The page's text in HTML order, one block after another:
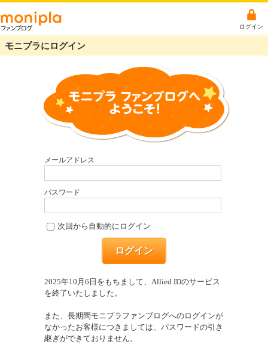
ログイン
モニプラにログイン
メールアドレス
パスワード
次回から自動的にログイン
ログイン
2025年10月6日をもちまして、Allied IDのサービス
を終了いたしました。
また、長期間モニプラファンブログへのログインが
なかったお客様につきましては、パスワードの引き
継ぎができておりません。